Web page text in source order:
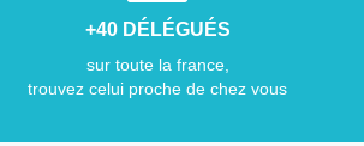
+40 DÉLÉGUÉS
sur toute la france,
trouvez celui proche de chez vous